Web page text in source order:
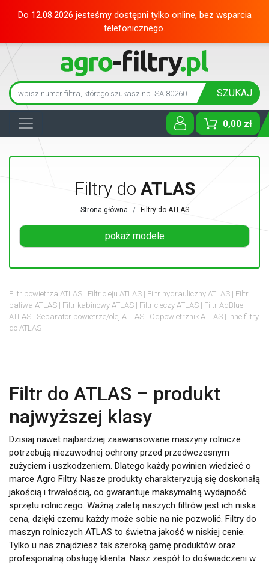
Do 12.08.2026 jesteśmy dostępni tylko online, bez wsparcia
telefonicznego.
SZUKAJ
0,00 zł
Toggle
Filtry do ATLAS
Strona główna Filtry do ATLAS
pokaż modele
Filtr powietrza ATLAS Filtr oleju ATLAS Filtr hydrauliczny ATLAS
Filtr
paliwa ATLAS
Filtr kabinowy ATLAS Filtr cieczy ATLAS
Filtr AdBlue
ATLAS
Separator powietrze/olej ATLAS Odpowietrznik ATLAS
Inne filtry
do ATLAS
Filtr do ATLAS – produkt
najwyższej klasy
Dzisiaj nawet najbardziej zaawansowane maszyny rolnicze
potrzebują niezawodnej ochrony przed przedwczesnym
zużyciem i uszkodzeniem. Dlatego każdy powinien wiedzieć o
marce Agro Filtry. Nasze produkty charakteryzują się doskonałą
jakością i trwałością, co gwarantuje maksymalną wydajność
sprzętu rolniczego. Ważną zaletą naszych filtrów jest ich niska
cena, dzięki czemu każdy może sobie na nie pozwolić. Filtry do
maszyn rolniczych ATLAS to świetna jakość w niskiej cenie.
Tylko u nas znajdziesz tak szeroką gamę produktów oraz
profesjonalną obsługę klienta. Nasz zespół to doświadczeni w